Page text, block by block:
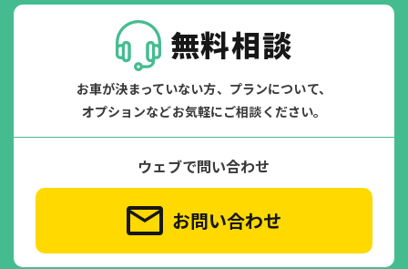
無料相談
お車が決まっていない方、プランについて、
オプションなどお気軽にご相談ください。
ウェブで問い合わせ
お問い合わせ